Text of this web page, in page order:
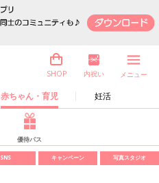
赤ちゃん・育児 妊活
SHOP 内祝い メニュー
優待パス
SNS キャンペーン 写真スタジオ